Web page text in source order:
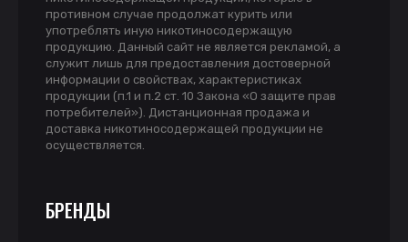
противном случае продолжат курить или
употреблять иную никотиносодержащую
продукцию. Данный сайт не является рекламой, а
служит лишь для предоставления достоверной
информации о свойствах, характеристиках
продукции (п.1 и п.2 ст. 10 Закона «О защите прав
потребителей»). Дистанционная продажа и
доставка никотиносодержащей продукции не
осуществляется.
БРЕНДЫ